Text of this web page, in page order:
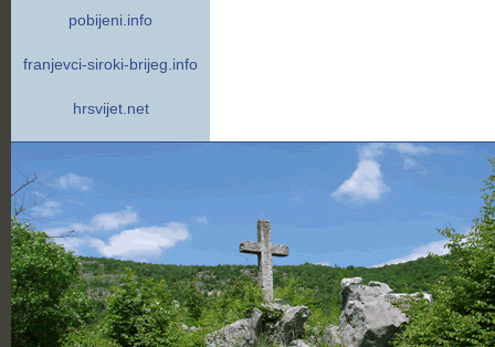
pobijeni.info
franjevci-siroki-brijeg.info
hrsvijet.net